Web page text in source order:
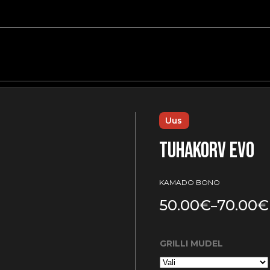
Uus
Tuhakorv EVO
KAMADO BONO
50.00€–70.00€
GRILLI MUDEL